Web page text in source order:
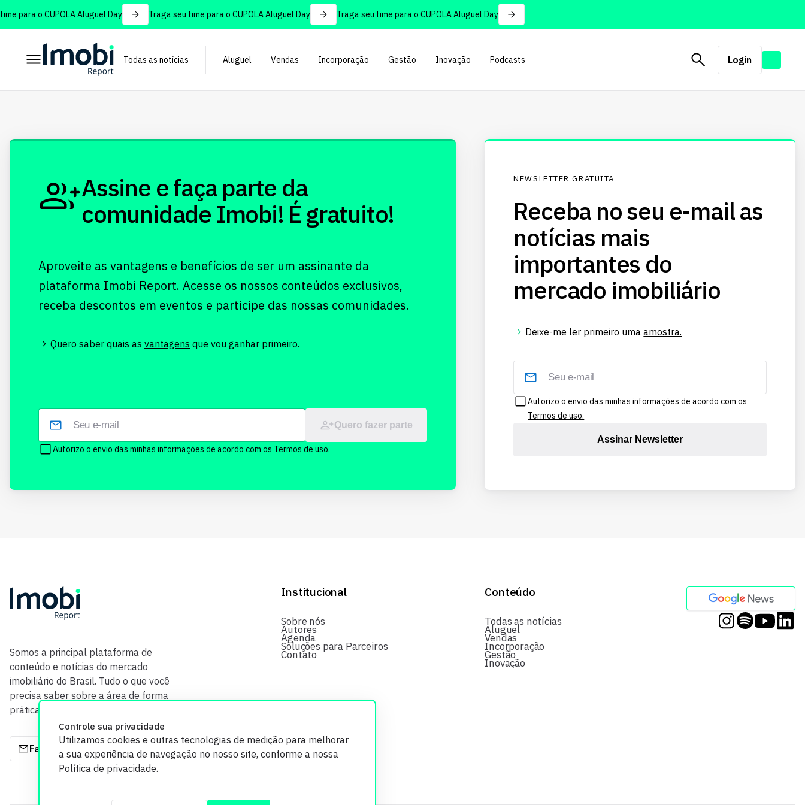
para o CUPOLA Aluguel Day Traga seu time para o CUPOLA Aluguel Day Traga seu time para o CUPOLA Aluguel Day
Todas as notícias Aluguel Vendas Incorporação Gestão Inovação Podcasts Login
Controle sua privacidade
Utilizamos cookies e outras tecnologias de medição para melhorar
a sua experiência de navegação no nosso site, conforme a nossa
Política de privacidade.
Assine e faça parte da
comunidade Imobi! É gratuito!
Aproveite as vantagens e benefícios de ser um assinante da
plataforma Imobi Report. Acesse os nossos conteúdos exclusivos,
receba descontos em eventos e participe das nossas comunidades.
Quero saber quais as vantagens que vou ganhar primeiro.
Quero fazer parte
Autorizo o envio das minhas informações de acordo com os Termos de uso.
NEWSLETTER GRATUITA
Receba no seu e-mail as
notícias mais
importantes do
mercado imobiliário
Deixe-me ler primeiro umaamostra.
Autorizo o envio das minhas informações de acordo com os
Termos de uso.
Assinar Newsletter
Somos a principal plataforma de
conteúdo e notícias do mercado
imobiliário do Brasil. Tudo o que você
precisa saber sobre a área de forma
prática e com credibilidade.
Fale com a gente
Institucional
Sobre nós
Autores
Agenda
Soluções para Parceiros
Contato
Conteúdo
Todas as notícias
Aluguel
Vendas
Incorporação
Gestão
Inovação